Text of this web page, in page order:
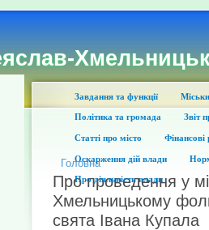
Завдання та функції
Політика та громада Звіт
Статті про місто Фінансові
Оскарження дій влади
Про діяльність влади
Головна
Про проведення у
Хмельницькому
свята Івана Купала